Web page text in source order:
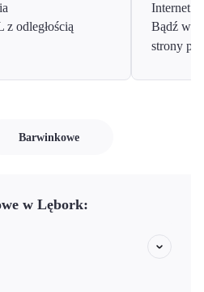
odległością
Internet
Bądź w
strony
Barwinkowe
w Lębork: